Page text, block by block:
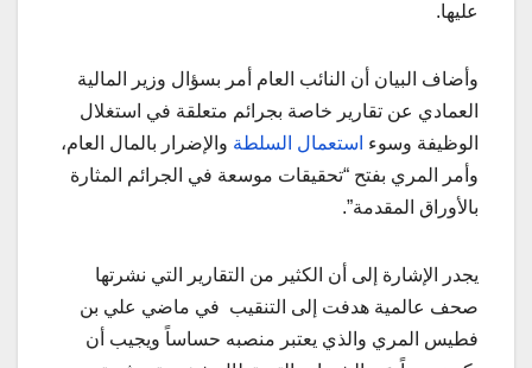
عليها.
وأضاف البيان أن النائب العام أمر بسؤال وزير المالية
العمادي عن تقارير خاصة بجرائم متعلقة في استغلال
الوظيفة وسوء استعمال السلطة والإضرار بالمال العام،
وأمر المري بفتح “تحقيقات موسعة في الجرائم المثارة
بالأوراق المقدمة”.
يجدر الإشارة إلى أن الكثير من التقارير التي نشرتها
صحف عالمية هدفت إلى التنقيب في ماضي علي بن
فطيس المري والذي يعتبر منصبه حساساً ويجيب أن